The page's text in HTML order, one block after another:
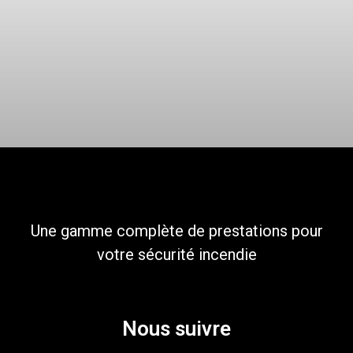
Une gamme complète de prestations pour
votre sécurité incendie
Nous suivre